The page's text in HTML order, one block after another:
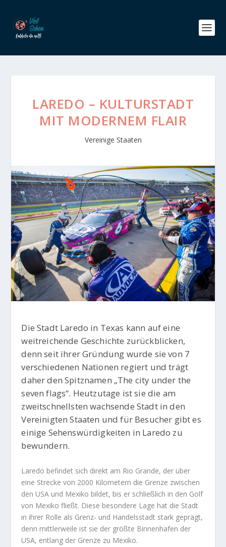
LAREDO – KULTURSTADT
MIT MODERNEM FLAIR
Vereinige Staaten
Die Stadt Laredo in Texas kann auf eine
weitreichende Geschichte zurückblicken,
denn seit ihrer Gründung wurde sie von 7
verschiedenen Nationen regiert und trägt
daher den Spitznamen „The city under the
seven flags“. Heutzutage ist sie die am
zweitschnellsten wachsende Stadt in den
Vereinigten Staaten und für Besucher gibt es
einige Sehenswürdigkeiten in Laredo zu
bewundern.
Laredo befindet sich direkt am Rio Grande, der über
eine Strecke von 2000 Kilometern die Grenze zwischen
den USA und Mexiko bildet, bis er schließlich in den Golf
von Mexiko fließt. Diese besondere Lage hat die Stadt
in ihrer Rolle als Grenz- und Handelsstadt stark geprägt,
denn mittlerweile ist sie der größte Binnenhafen der
USA, entlang der Grenze zu Mexiko.